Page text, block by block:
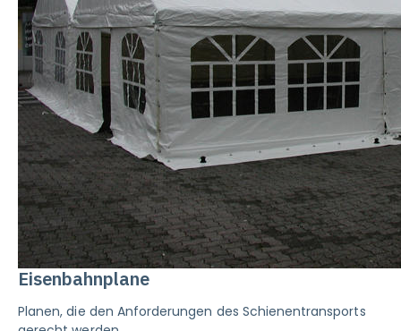
Eisenbahnplane
Planen, die den Anforderungen des Schienentransports